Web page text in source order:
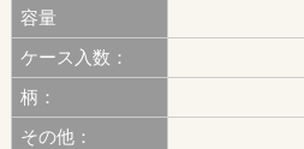
容量
ケース入数：
柄：
その他：